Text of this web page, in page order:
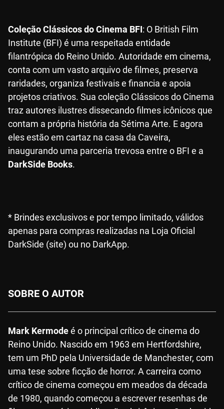
Coleção Clássicos do Cinema BFI: O British Film
Institute (BFI) é uma respeitada entidade
filantrópica do Reino Unido. Autoridade em cinema,
conta com um vasto arquivo de filmes, preserva
raridades, organiza festivais e financia e apoia
projetos criativos. Sua coleção Clássicos do Cinema
traz autores ilustres dissecando filmes icônicos que
contam a própria história da Sétima Arte. E agora
eles estão em cartaz na casa da Caveira,
inaugurando uma parceria trevosa entre o BFI e a
DarkSide Books.
* Brindes exclusivos e por tempo limitado, válidos
apenas para compras realizadas na Loja Oficial
DarkSide (site) ou no DarkApp.
SOBRE O AUTOR
Mark Kermodeé o principal crítico de cinema do
Reino Unido. Nascido em 1963 em Hertfordshire,
tem um PhD pela Universidade de Manchester, com
uma tese sobre ficção de horror. A carreira como
crítico de cinema começou em meados da década
de 1980, quando começou a escrever resenhas de